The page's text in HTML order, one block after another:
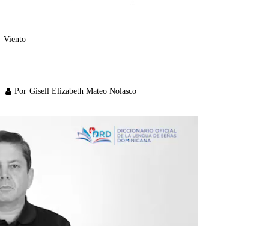
Viento
Por Gisell Elizabeth Mateo Nolasco